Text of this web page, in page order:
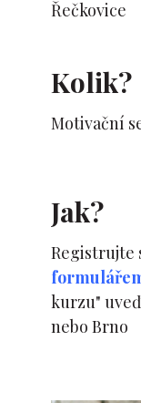
Řečkovice
Kolik?
Motivační
Jak?
Registrujte
kurzu"
nebo Brno